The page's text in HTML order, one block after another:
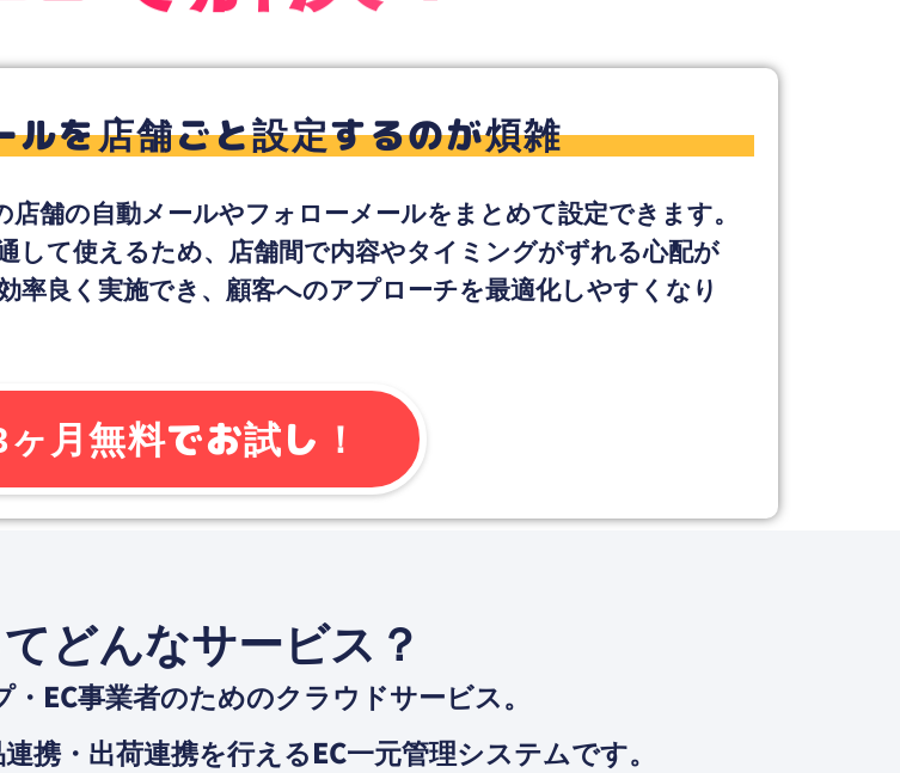
を店舗ごと設定するのが煩雑
舗の自動メールやフォローメールをまとめて設定できます。
して使えるため、店舗間で内容やタイミングがずれる心配が
良く実施でき、顧客へのアプローチを最適化しやすくなり
月無料でお試し！
どんなサービス？
EC事業者のためのクラウドサービス。
携・出荷連携を⾏えるEC⼀元管理システムです。